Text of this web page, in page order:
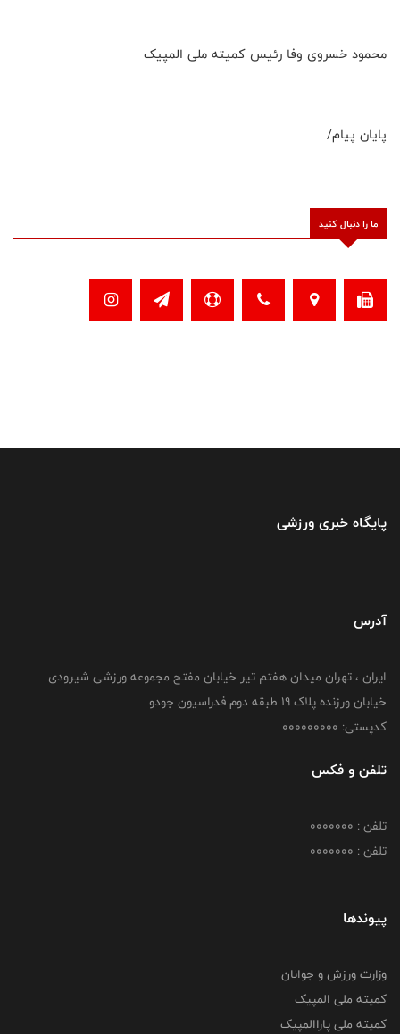
محمود خسروی وفا رئیس کمیته ملی المپیک
پایان پیام/
ما را دنبال کنید
پایگاه خبری ورزشی
آدرس
ایران ، تهران میدان هفتم تیر خیابان مفتح مجموعه ورزشی شیرودی
خیابان ورزنده پلاک ۱۹ طبقه دوم فدراسیون جودو
کدپستی: 000000000
تلفن و فکس
تلفن : 0000000
تلفن : 0000000
پیوندها
وزارت ورزش و جوانان
کمیته ملی المپیک
کمیته ملی پاراالمپیک